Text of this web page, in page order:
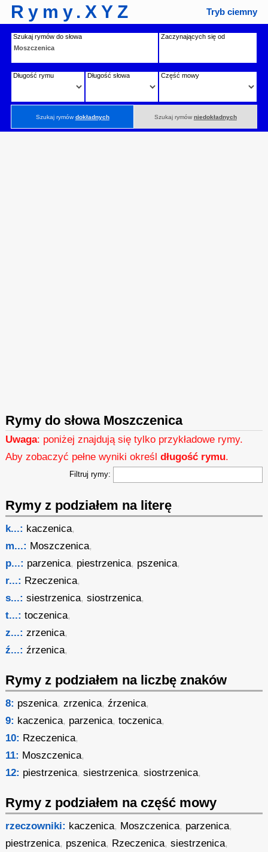
Rymy.XYZ Tryb ciemny
Szukaj rymów do słowa Zaczynających się od
Długość rymu Długość słowa Część mowy
Szukaj rymówdokładnych Szukaj rymów niedokładnych
Rymy do słowa Moszczenica
Uwaga: poniżej znajdują się tylko przykładowe rymy.
Aby zobaczyć pełne wyniki określdługość rymu.
Filtruj rymy:
Rymy z podziałem na literę
k...: kaczenica,
m...: Moszczenica,
p...: parzenica, piestrzenica, pszenica,
r...: Rzeczenica,
s...: siestrzenica,siostrzenica,
t...: toczenica,
z...: zrzenica,
ź...: źrzenica,
Rymy z podziałem na liczbę znaków
8: pszenica,zrzenica,źrzenica,
9: kaczenica, parzenica,toczenica,
10: Rzeczenica,
11: Moszczenica,
12: piestrzenica,siestrzenica,siostrzenica,
Rymy z podziałem na część mowy
rzeczowniki: kaczenica, Moszczenica, parzenica,
piestrzenica, pszenica, Rzeczenica,siestrzenica,